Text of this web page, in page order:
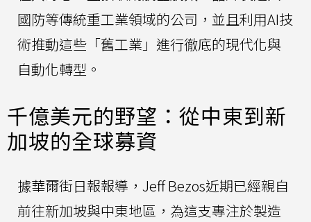
國防等傳統重工業領域的公司，並且利用AI技
術推動這些「舊工業」進行徹底的現代化與
自動化轉型。
千億美元的野望：從中東到新
加坡的全球募資
據華爾街日報報導，Jeff Bezos近期已經親自
前往新加坡與中東地區，為這支專注於製造